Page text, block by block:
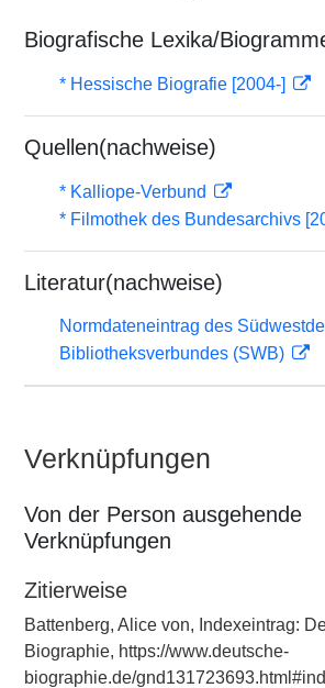
Biografische Lexika/
* Hessische Biografie [2004-]
Quellen(nachweise)
* Kalliope-Verbund
* Filmothek des Bundesarchivs
Literatur(nachweise)
Normdateneintrag des
Bibliotheksverbundes (SWB)
Verknüpfungen
Von der Person ausgehende
Verknüpfungen
Zitierweise
Battenberg, Alice von, Indexeintrag:
Biographie, https://www.deutsche-
biographie.de/